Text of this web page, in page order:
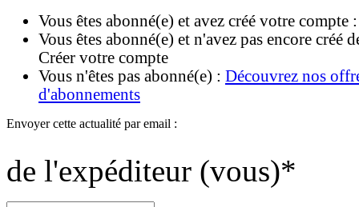
Vous êtes abonné(e) et avez créé votre compte
Vous êtes abonné(e) et n'avez pas encore créé
Créer votre compte
Vous n'êtes pas abonné(e) : Découvrez nos
d'abonnements
Envoyer cette actualité par email :
de l'expéditeur (vous)*